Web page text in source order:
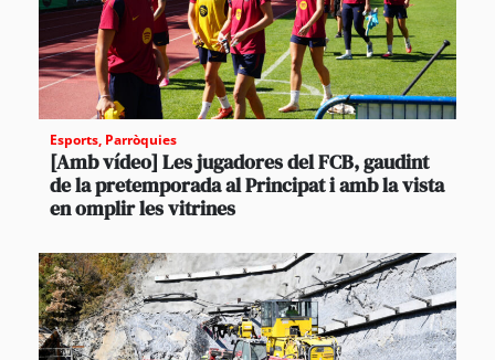
Esports, Parròquies
[Amb vídeo] Les jugadores del FCB, gaudint
de la pretemporada al Principat i amb la vista
en omplir les vitrines